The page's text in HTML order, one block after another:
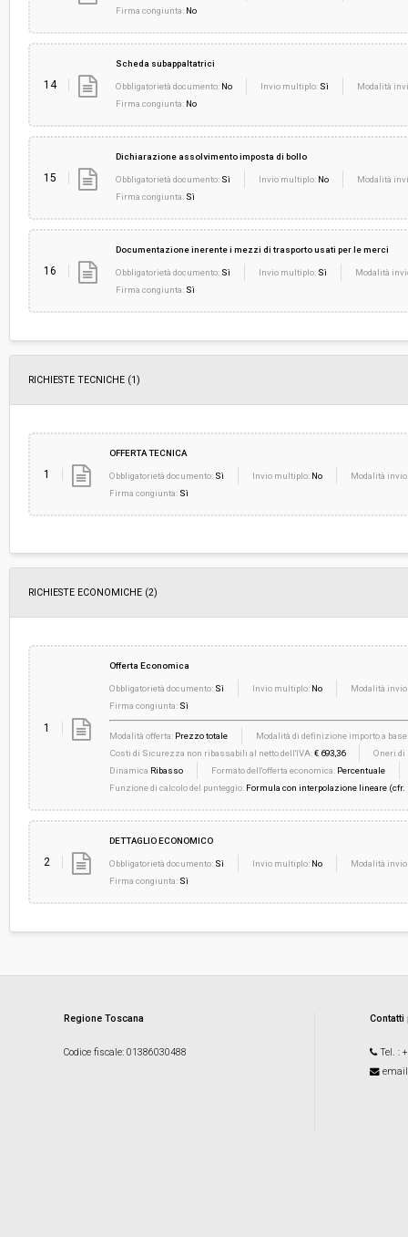
Firma congiunta: No
14
Scheda subappaltatrici
Obbligatorietà documento: No Invio multiplo: Sì
Modalità
Firma congiunta: No
15
Dichiarazione assolvimento imposta di bollo
Obbligatorietà documento: Sì Invio multiplo: No
Modalità
Firma congiunta: Sì
16
Documentazione inerente i mezzi di trasporto usati per le merci
Obbligatorietà documento: Sì Invio multiplo: Sì
Modalità
Firma congiunta: Sì
RICHIESTE TECNICHE (1)
1
OFFERTA TECNICA
Obbligatorietà documento: Sì Invio multiplo: No
Modalità
Firma congiunta: Sì
RICHIESTE ECONOMICHE (2)
1
Offerta Economica
Obbligatorietà documento: Sì Invio multiplo: No
Modalità
Firma congiunta: Sì
Modalità offerta: Prezzo totale
Modalità di definizione importo a base
Costi di Sicurezza non ribassabili al netto dell'IVA:€ 693,36
Oneri di
Dinamica Ribasso Formato dell'offerta economica: Percentuale
Funzione di calcolo del punteggio: Formula con interpolazione lineare (cfr.
2
DETTAGLIO ECONOMICO
Obbligatorietà documento: Sì Invio multiplo: No
Modalità
Firma congiunta: Sì
Regione Toscana
Codice fiscale: 01386030488 Tel. :
email